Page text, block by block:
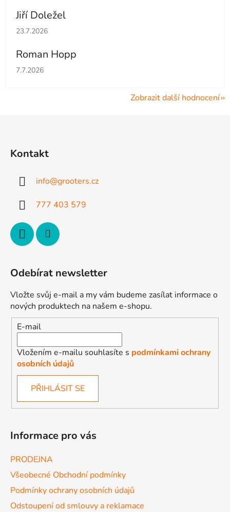
Jiří Doležel
Hodnocení obchodu je 5 z 5 hvězdiček.
23.7.2026
Roman Hopp
Hodnocení obchodu je 5 z 5 hvězdiček.
7.7.2026
Zobrazit další hodnocení
Kontakt
info@grooters.cz
777 403 579
Odebírat newsletter
Vložte svůj e-mail a my vám budeme zasílat informace o
nových produktech na našem e-shopu.
E-mail
Vložením e-mailu souhlasíte s podmínkami ochrany
osobních údajů
PŘIHLÁSIT SE
Informace pro vás
PRODEJNA
Všeobecné Obchodní podmínky
Podmínky ochrany osobních údajů
Odstoupení od smlouvy a reklamace